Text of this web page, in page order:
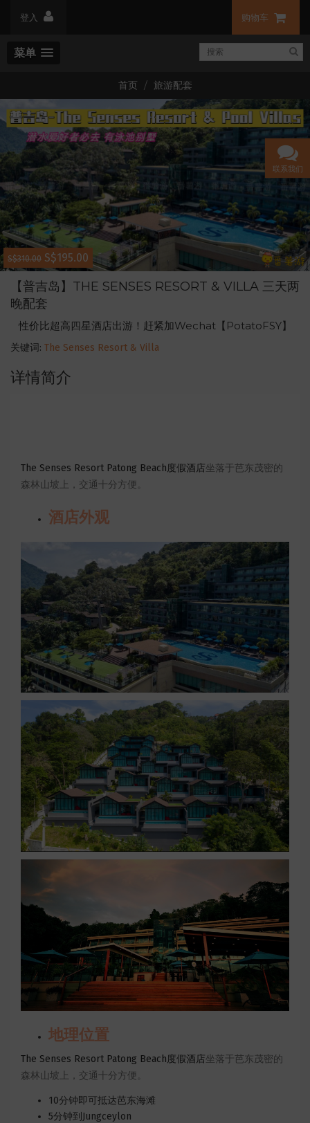
登入 购物车
菜单
首页 旅游配套
联系我们
S$310.00 S$195.00
【普吉岛】THE SENSES RESORT & VILLA 三天两
晚配套
性价比超高四星酒店出游！赶紧加Wechat【PotatoFSY】
关键词: The Senses Resort & Villa
详情简介
The Senses Resort Patong Beach度假酒店​坐落于芭东茂密的
森林山坡上，交通十分方便。
酒店外观
地理位置
The Senses Resort Patong Beach度假酒店​坐落于芭东茂密的
森林山坡上，交通十分方便。
10分钟即可抵达芭东海滩
5分钟到Jungceylon